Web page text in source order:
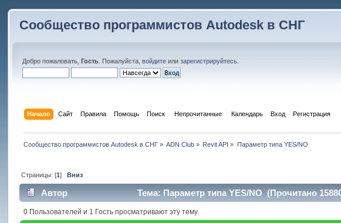
Сообщество программистов Autodesk в СНГ
Добро пожаловать,Гость . Пожалуйста,войдите илизарегистрируйтесь
Начало Сайт Правила Помощь Поиск Непрочитанные Календарь Вход Регистрация
Сообщество программистов Autodesk в СНГ» ADN Club » Revit API » Параметр типа YES/NO
Страницы: [1] Вниз
Автор Тема: Параметр типа YES/NO (Прочитано
0 Пользователей и 1 Гость просматривают эту тему.